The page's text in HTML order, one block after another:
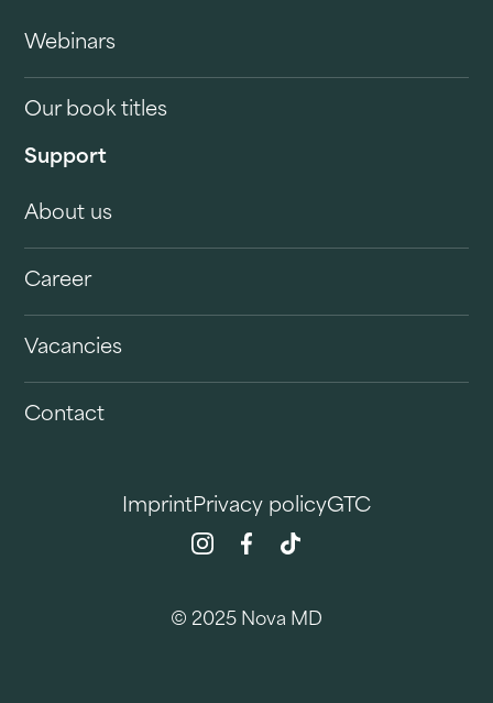
Webinars
Our book titles
Support
About us
Career
Vacancies
Contact
ImprintPrivacy policyGTC
© 2025 Nova MD